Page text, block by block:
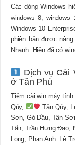
Các dòng Windows
windows 8, windows
Windows 10
phiên bản được
Nhanh. Hiện đã có
Dịch vụ Cài
ở Tân Phú
Tiệm cài win máy tính
Qúy,
Tân Qúy,
Sơn, Gò Dầu, Tân
Tấn, Trần Hưng Đạo,
Long, Phan Anh. Lê